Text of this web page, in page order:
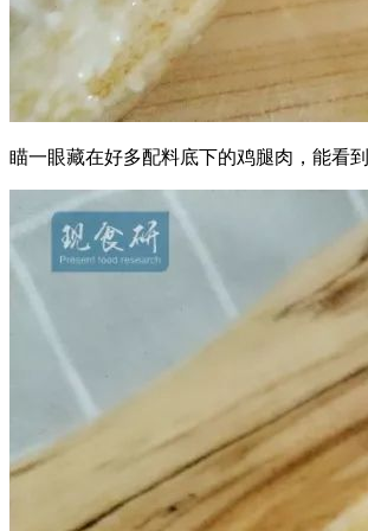
瞄一眼藏在好多配料底下的鸡腿肉，能看